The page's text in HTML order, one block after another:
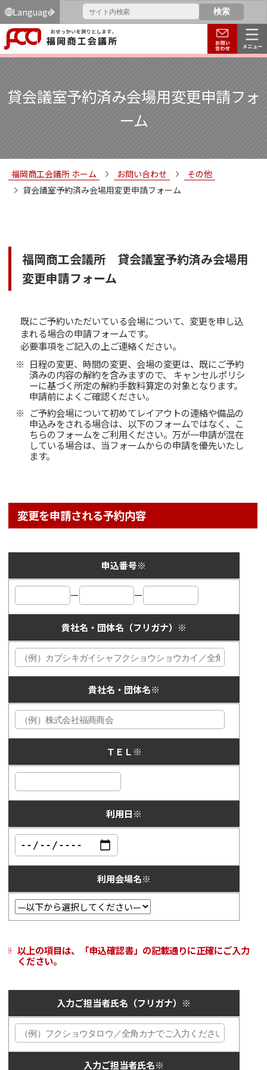
Language
貸会議室予約済み会場用変更申請フォ
ーム
福岡商工会議所 ホーム お問い合わせ
その他
貸会議室予約済み会場用変更申請フォーム
福岡商工会議所 貸会議室予約済み会場用
変更申請フォーム
既にご予約いただいている会場について、変更を申し込
まれる場合の申請フォームです。
必要事項をご記入の上ご連絡ください。
日程の変更、時間の変更、会場の変更は、既にご予約
済みの内容の解約を含みますので、 キャンセルポリシ
ーに基づく所定の解約手数料算定の対象となります。
申請前によくご確認ください。
ご予約会場について初めてレイアウトの連絡や備品の
申込みをされる場合は、以下のフォームではなく、
こ
ちらのフォームをご利用ください。万が一申請が混在
している場合は、当フォームからの申請を優先いたし
ます。
変更を申請される予約内容
申込番号※
ー ー
貴社名・団体名（フリガナ） ※
貴社名・団体名※
ＴＥＬ ※
利用日※
利用会場名※
以上の項目は、「申込確認書」の記載通りに正確にご入力
ください。
入力ご担当者氏名（フリガナ） ※
入力ご担当者氏名※